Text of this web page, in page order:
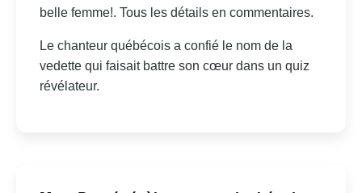
belle femme!. Tous les détails en commentaires.
Le chanteur québécois a confié le nom de la
vedette qui faisait battre son cœur dans un quiz
révélateur.